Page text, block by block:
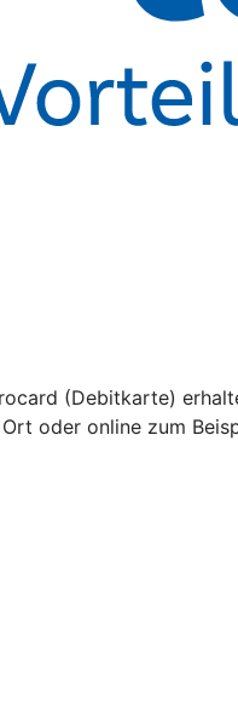
(Debitkarte)
oder online zum